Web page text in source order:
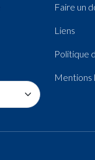
Faire un
Liens
Politique
Mentions